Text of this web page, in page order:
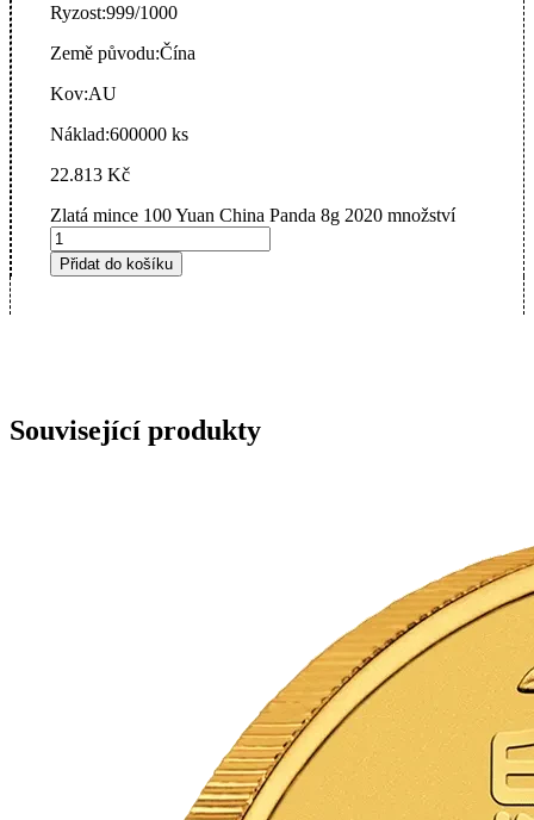
Ryzost:999/1000
Země původu:Čína
Kov:AU
Náklad:600000 ks
22.813 Kč
Zlatá mince 100 Yuan China Panda 8g 2020 množství
Přidat do košíku
Související produkty